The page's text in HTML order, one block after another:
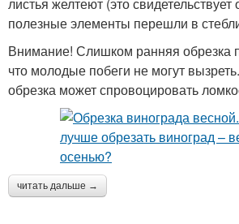
полезные элементы перешли в
Внимание! Слишком ранняя обрезка
что молодые побеги не могут
обрезка может спровоцировать
читать дальше →